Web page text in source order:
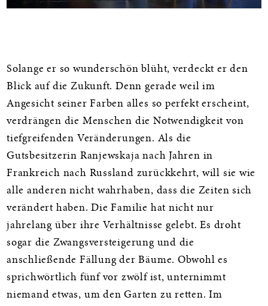
Informationen
Solange er so wunderschön blüht, verdeckt er den
Blick auf die Zukunft. Denn gerade weil im
Angesicht seiner Farben alles so perfekt erscheint,
verdrängen die Menschen die Notwendigkeit von
tiefgreifenden Veränderungen. Als die
Gutsbesitzerin Ranjewskaja nach Jahren in
Frankreich nach Russland zurückkehrt, will sie wie
alle anderen nicht wahrhaben, dass die Zeiten sich
verändert haben. Die Familie hat nicht nur
jahrelang über ihre Verhältnisse gelebt. Es droht
sogar die Zwangsversteigerung und die
anschließende Fällung der Bäume. Obwohl es
sprichwörtlich fünf vor zwölf ist, unternimmt
niemand etwas, um den Garten zu retten. Im